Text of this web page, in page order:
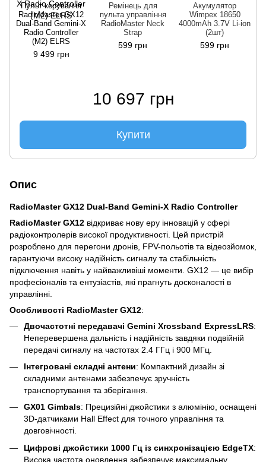
Пульт керування
RadioMaster GX12
Dual-Band Gemini-X
Radio Controller
(M2) ELRS
9 499 грн
Ремінець для
пульта управління
RadioMaster Neck
Strap
599 грн
Акумулятор
Wimpex 18650
4000mAh 3.7V Li-ion
(2шт)
599 грн
10 697 грн
Купити
Опис
RadioMaster GX12 Dual-Band Gemini-X Radio Controller
RadioMaster GX12 відкриває нову еру інновацій у сфері
радіоконтролерів високої продуктивності. Цей пристрій
розроблено для перегони дронів, FPV-польотів та відеозйомок,
гарантуючи високу надійність сигналу та стабільність
підключення навіть у найважливіші моменти. GX12 — це вибір
професіоналів та ентузіастів, які прагнуть досконалості в
управлінні.
Особливості RadioMaster GX12:
Двочастотні передавачі Gemini Xrossband ExpressLRS:
Неперевершена дальність і надійність завдяки подвійній
передачі сигналу на частотах 2.4 ГГц і 900 МГц.
Інтегровані складні антени: Компактний дизайн зі
складними антенами забезпечує зручність
транспортування та зберігання.
GX01 Gimbals: Прецизійні джойстики з алюмінію, оснащені
3D-датчиками Hall Effect для точного управління та
довговічності.
Цифрові джойстики 1000 Гц із синхронізацією EdgeTX:
Висока частота оновлення забезпечує максимальну